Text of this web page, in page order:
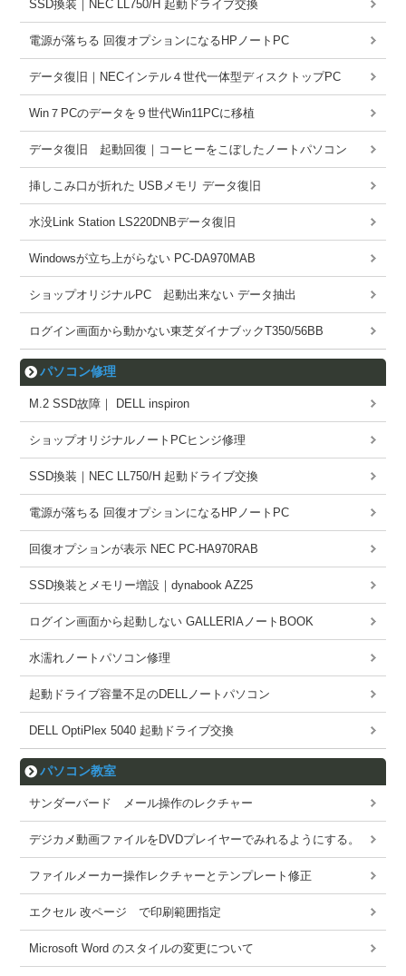
SSD換装｜NEC LL750/H 起動ドライブ交換
電源が落ちる 回復オプションになるHPノートPC
データ復旧｜NECインテル４世代一体型ディスクトップPC
Win７PCのデータを９世代Win11PCに移植
データ復旧 起動回復｜コーヒーをこぼしたノートパソコン
挿しこみ口が折れた USBメモリ データ復旧
水没Link Station LS220DNBデータ復旧
Windowsが立ち上がらない PC-DA970MAB
ショップオリジナルPC 起動出来ない データ抽出
ログイン画面から動かない東芝ダイナブックT350/56BB
パソコン修理
M.2 SSD故障｜ DELL inspiron
ショップオリジナルノートPCヒンジ修理
SSD換装｜NEC LL750/H 起動ドライブ交換
電源が落ちる 回復オプションになるHPノートPC
回復オプションが表示 NEC PC-HA970RAB
SSD換装とメモリー増設｜dynabook AZ25
ログイン画面から起動しない GALLERIAノートBOOK
水濡れノートパソコン修理
起動ドライブ容量不足のDELLノートパソコン
DELL OptiPlex 5040 起動ドライブ交換
パソコン教室
サンダーバード メール操作のレクチャー
デジカメ動画ファイルをDVDプレイヤーでみれるようにする。
ファイルメーカー操作レクチャーとテンプレート修正
エクセル 改ページ で印刷範囲指定
Microsoft Word のスタイルの変更について